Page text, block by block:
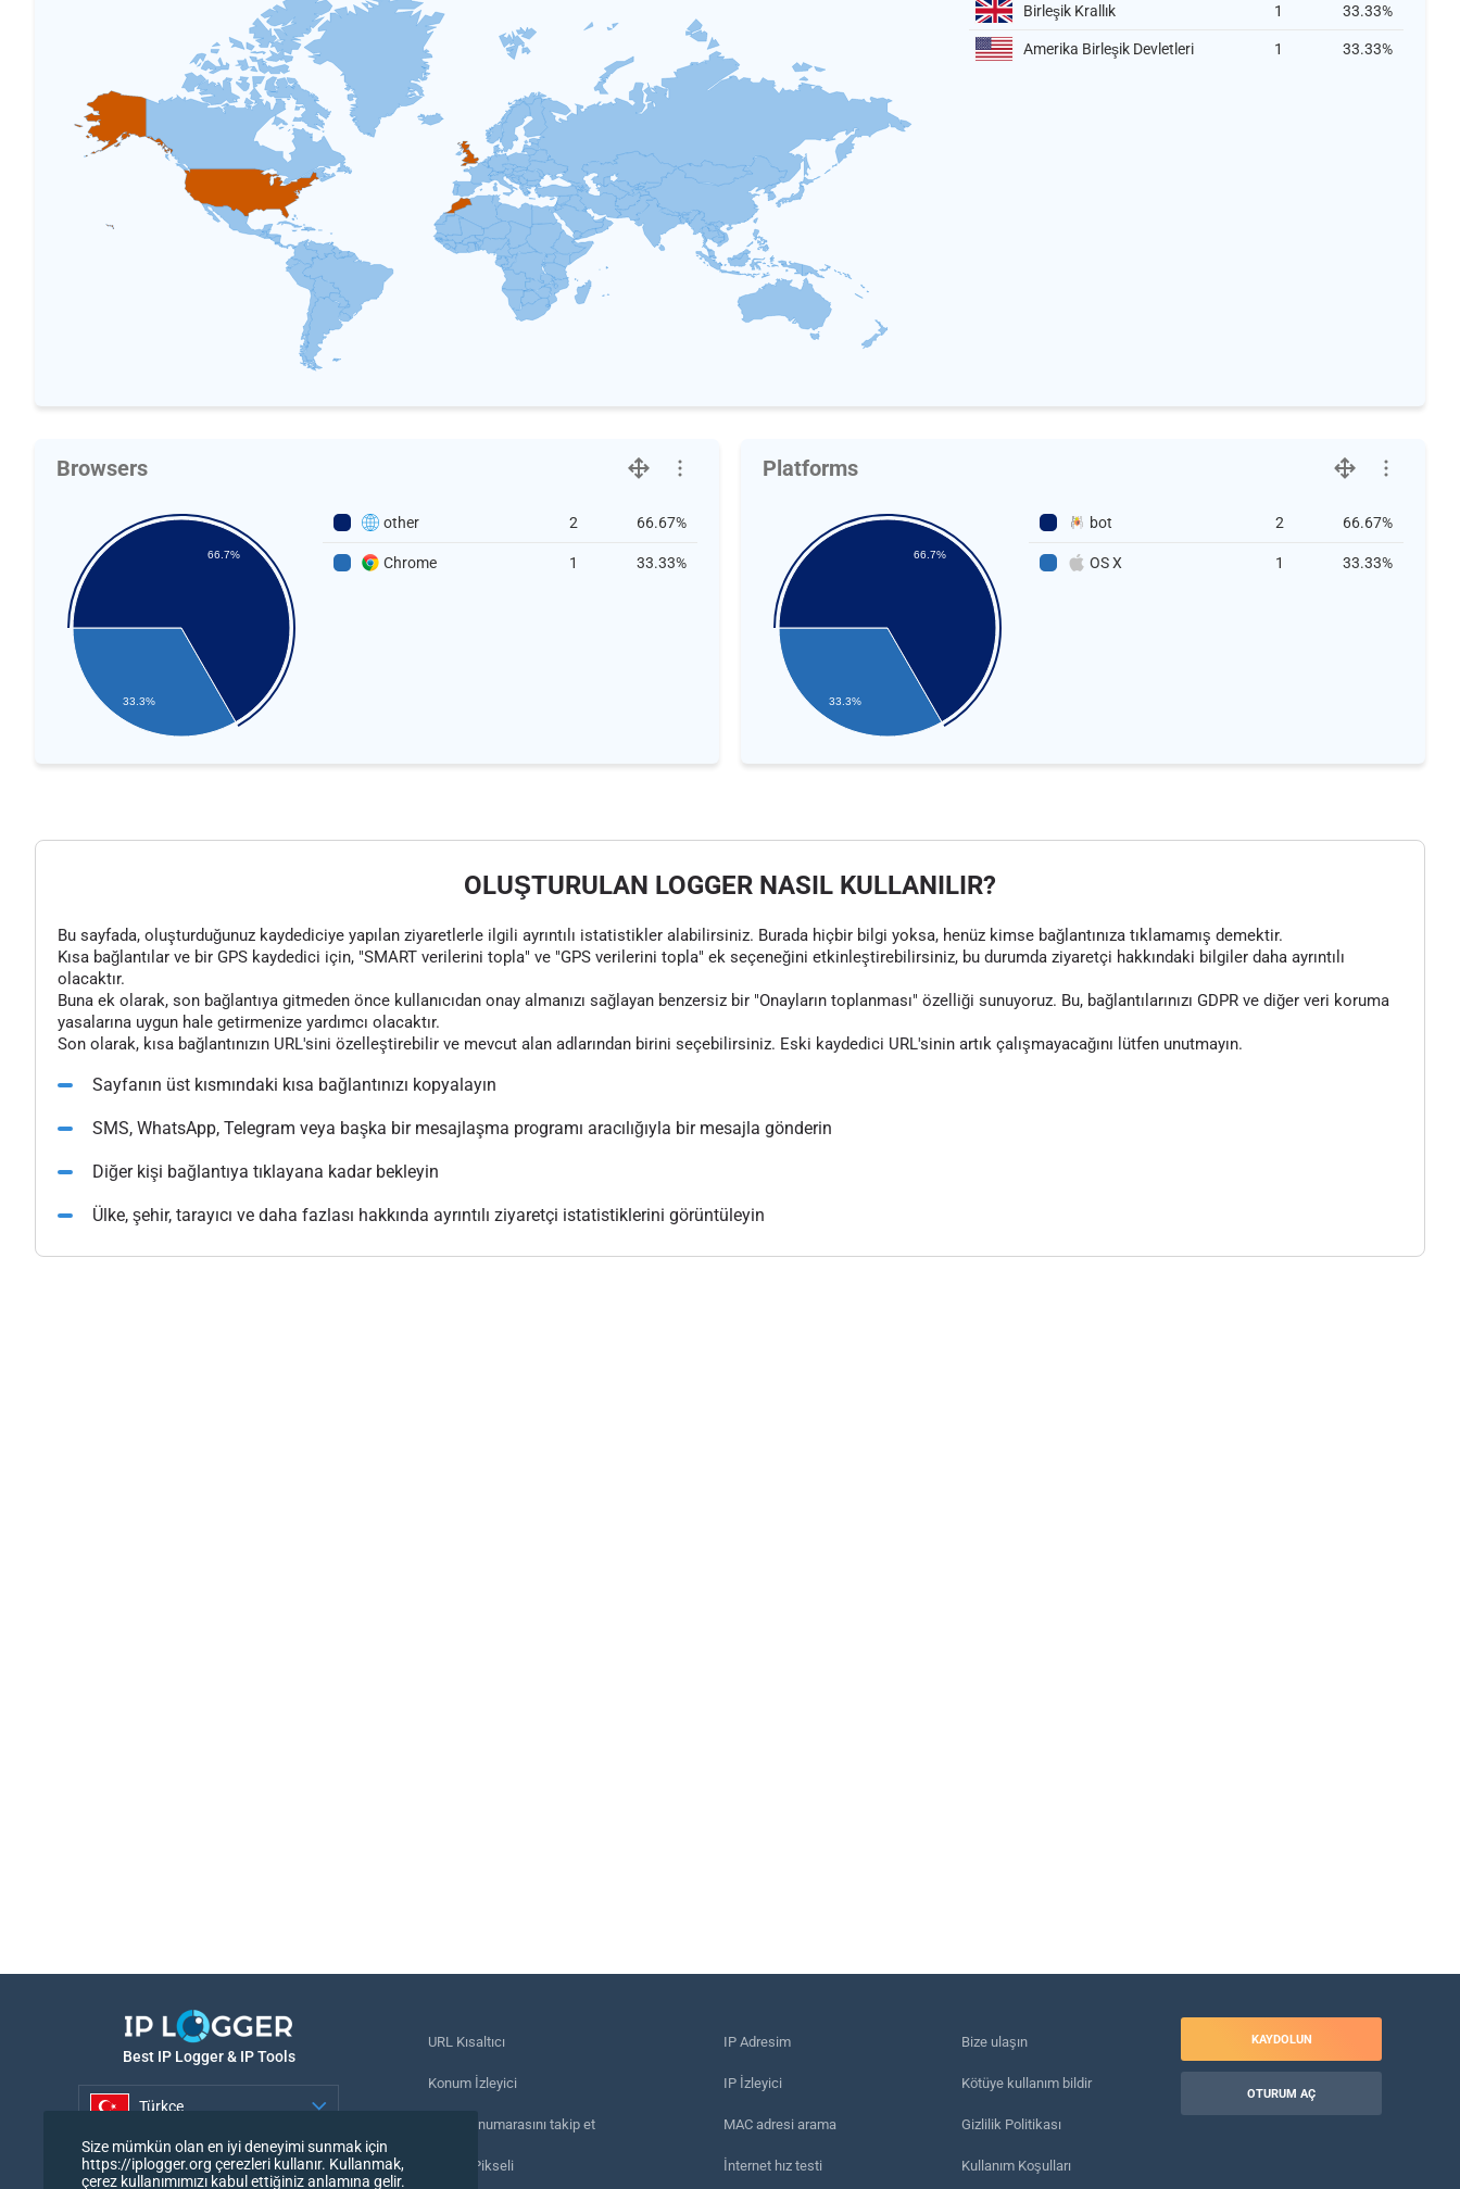
Birleşik Krallık 1 33.33%
Amerika Birleşik Devletleri 1 33.33%
Browsers
33.3%
66.7%
other 2 66.67%
Chrome 1 33.33%
Platforms
33.3%
66.7%
bot 2 66.67%
OS X 1 33.33%
OLUŞTURULAN LOGGER NASIL KULLANILIR?
Bu sayfada, oluşturduğunuz kaydediciye yapılan ziyaretlerle ilgili ayrıntılı istatistikler alabilirsiniz. Burada hiçbir bilgi yoksa, henüz kimse bağlantınıza tıklamamış demektir.
Kısa bağlantılar ve bir GPS kaydedici için, "SMART verilerini topla" ve "GPS verilerini topla" ek seçeneğini etkinleştirebilirsiniz, bu durumda ziyaretçi hakkındaki bilgiler daha ayrıntılı
olacaktır.
Buna ek olarak, son bağlantıya gitmeden önce kullanıcıdan onay almanızı sağlayan benzersiz bir "Onayların toplanması" özelliği sunuyoruz. Bu, bağlantılarınızı GDPR ve diğer veri koruma
yasalarına uygun hale getirmenize yardımcı olacaktır.
Son olarak, kısa bağlantınızın URL'sini özelleştirebilir ve mevcut alan adlarından birini seçebilirsiniz. Eski kaydedici URL'sinin artık çalışmayacağını lütfen unutmayın.
Sayfanın üst kısmındaki kısa bağlantınızı kopyalayın
SMS, WhatsApp, Telegram veya başka bir mesajlaşma programı aracılığıyla bir mesajla gönderin
Diğer kişi bağlantıya tıklayana kadar bekleyin
Ülke, şehir, tarayıcı ve daha fazlası hakkında ayrıntılı ziyaretçi istatistiklerini görüntüleyin
Best IP Logger & IP Tools
Türkçe
Türkçe
URL Kısaltıcı
Konum İzleyici
Telefon numarasını takip et
İzleme Pikseli
IP Adresim
IP İzleyici
MAC adresi arama
İnternet hız testi
Bize ulaşın
Kötüye kullanım bildir
Gizlilik Politikası
Kullanım Koşulları
KAYDOLUN
OTURUM AÇ
Size mümkün olan en iyi deneyimi sunmak için
https://iplogger.org çerezleri kullanır. Kullanmak,
çerez kullanımımızı kabul ettiğiniz anlamına gelir.